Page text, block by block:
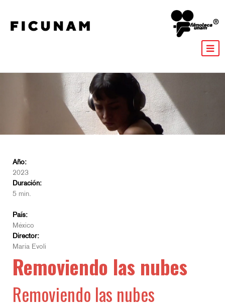
Año:
2023
Duración:
5 min.
País:
México
Director:
María Evoli
Removiendo las nubes
Removiendo las nubes